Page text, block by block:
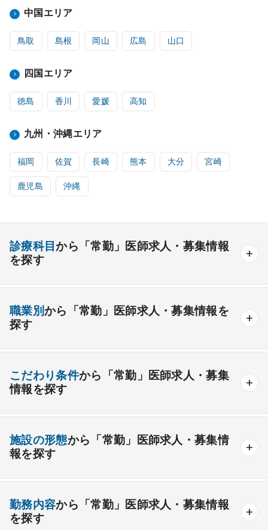
中国エリア
鳥取 島根 岡山 広島 山口
四国エリア
徳島 香川 愛媛 高知
九州・沖縄エリア
福岡 佐賀 長崎 熊本 大分 宮崎
鹿児島 沖縄
診療科目から「常勤」医師求人・募集情報
を探す
内科系
一般内科 呼吸器内科 消化器内科 循環器内科
老人内科 リウマチ内科 総合診療科
消化器外科
整形外科 形成外科 美容外科
その他
職業別から「常勤」医師求人・募集情報を
探す
こだわり条件から「常勤」医師求人・募集
情報を探す
開業支援あり
外来のみの勤務可能 給与インセンティブ制度あり
夜間当直なしの勤務可
施設の形態から「常勤」医師求人・募集情
報を探す
療養＋精神
勤務内容から「常勤」医師求人・募集情報
を探す